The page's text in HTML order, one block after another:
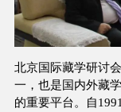
北京国际藏学研讨
一，也是国内外藏
的重要平台。自